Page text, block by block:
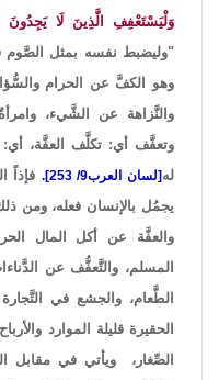
وَلْيَسْتَعْفِفِ الَّذِينَ لَا يَجِدُونَ
"وليضبط نفسه بمثل الصَّوم
وهو الكفَّ عن الحرام
والنَّزاهة عن الشَّيء،
وتعفَّف أي: تكلَّف العفَّة، أي:
له[لسان العرب9/ 253].
فإذاً
يجمُل بالإنسان فعله، ومن
والعفَّة عن أكل المال
المسلم، والتَّعفُّف عن
الطَّعام، والجشع في
الحقيرة قليلة الموارد
الصِّغار، ويأتي في مقابل